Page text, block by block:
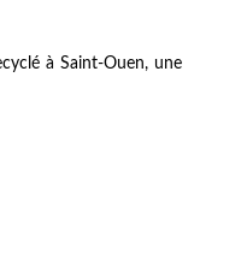
à Saint-Ouen, une